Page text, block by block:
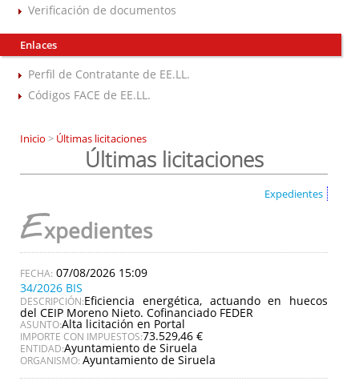
Verificación de documentos
Enlaces
Perfil de Contratante de EE.LL.
Códigos FACE de EE.LL.
Inicio > Últimas licitaciones
Últimas licitaciones
Expedientes
Expedientes
07/08/2026 15:09
34/2026 BIS
DESCRIPCIÓN:Eficiencia energética, actuando en huecos
del CEIP Moreno Nieto. Cofinanciado FEDER
ASUNTO:Alta licitación en Portal
IMPORTE CON IMPUESTOS:73.529,46 €
ENTIDAD:Ayuntamiento de Siruela
ORGANISMO: Ayuntamiento de Siruela